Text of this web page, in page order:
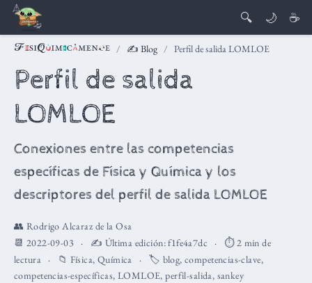
🔍 🌙 ☕
✍️ Blog Perfil de salida LOMLOE
Perfil de salida
LOMLOE
Conexiones entre las competencias
específicas de Física y Química y los
descriptores del perfil de salida LOMLOE
👥 Rodrigo Alcaraz de la Osa
📆 2022-09-03
✍️ Última edición:f1fe4a7dc
⏱️ 2 min de
lectura
📁 Física, Química 🏷️ blog,competencias-clave,
competencias-específicas, LOMLOE,perfil-salida, sankey